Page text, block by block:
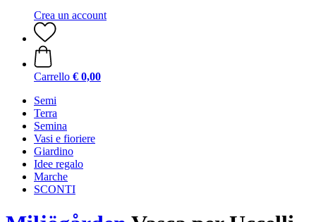
Crea un account
Carrello € 0,00
Semi
Terra
Semina
Vasi e fioriere
Giardino
Idee regalo
Marche
SCONTI